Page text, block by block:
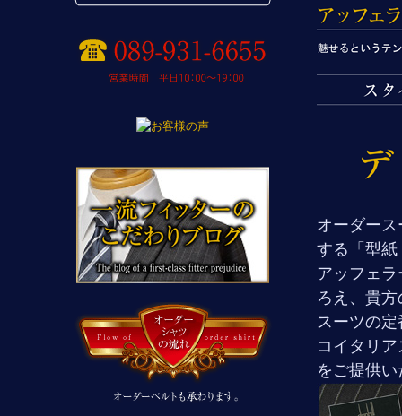
オーダー
する「型紙
アッフェ
ろえ、貴
スーツの
コイタリ
をご提供